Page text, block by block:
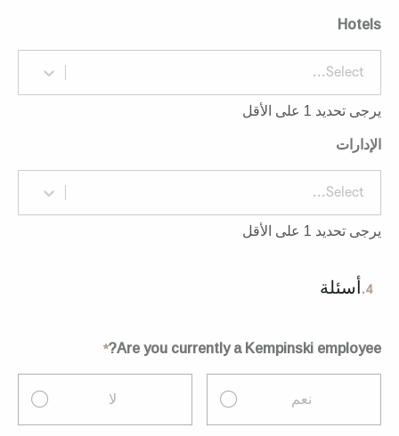
Hotels
Select...
يرجى تحديد 1 على الأقل
الإدارات
Select...
يرجى تحديد 1 على الأقل
4. أسئلة
Are you currently a Kempinski employee?
نعم لا